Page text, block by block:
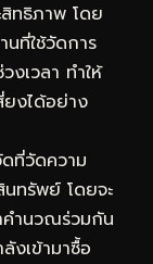
สิทธิภาพ โดย
นที่ใช้วัดการ
งเวลา ทำให้
ยงได้อย่าง
ที่วัดความ
นทรัพย์ โดยจะ
คำนวณร่วมกัน
งเข้ามาซื้อ